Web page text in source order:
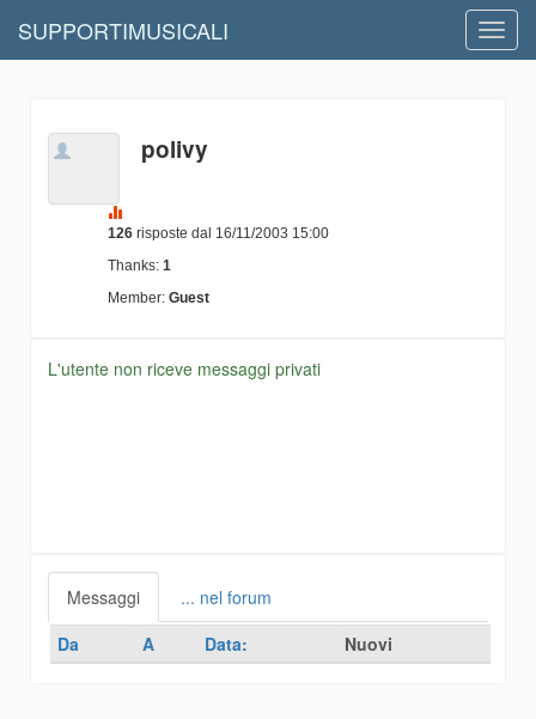
SUPPORTIMUSICALI
polivy
126 risposte dal 16/11/2003 15:00
Thanks: 1
Member: Guest
L'utente non riceve messaggi privati
Messaggi
... nel forum
Da
A Data: Nuovi